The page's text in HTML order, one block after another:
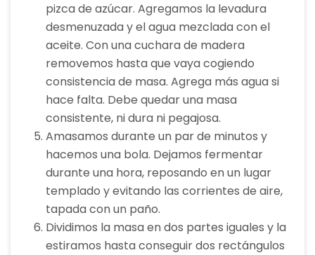
pizca de azúcar. Agregamos la levadura
desmenuzada y el agua mezclada con el
aceite. Con una cuchara de madera
removemos hasta que vaya cogiendo
consistencia de masa. Agrega más agua si
hace falta. Debe quedar una masa
consistente, ni dura ni pegajosa.
Amasamos durante un par de minutos y
hacemos una bola. Dejamos fermentar
durante una hora, reposando en un lugar
templado y evitando las corrientes de aire,
tapada con un paño.
Dividimos la masa en dos partes iguales y la
estiramos hasta conseguir dos rectángulos